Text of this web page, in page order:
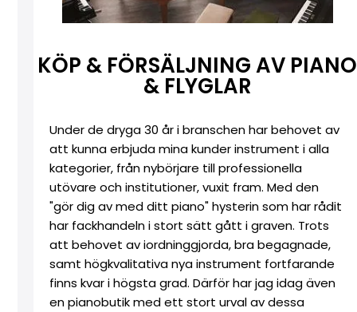
KÖP & FÖRSÄLJNING AV PIANO
& FLYGLAR
Under de dryga 30 år i branschen har behovet av
att kunna erbjuda mina kunder instrument i alla
kategorier, från nybörjare till professionella
utövare och institutioner, vuxit fram. Med den
"gör dig av med ditt piano" hysterin som har rådit
har fackhandeln i stort sätt gått i graven. Trots
att behovet av iordninggjorda, bra begagnade,
samt högkvalitativa nya instrument fortfarande
finns kvar i högsta grad. Därför har jag idag även
en pianobutik med ett stort urval av dessa